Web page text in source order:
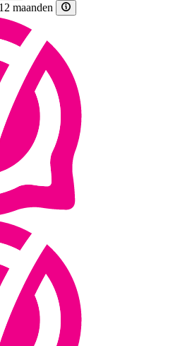
maanden